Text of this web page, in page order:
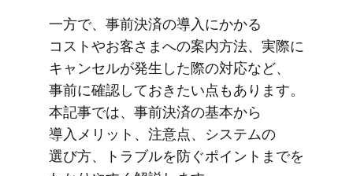
一方で、​事前決済の​導入に​かかる​
コストや​お客さまへの​案内方​法、​実際に​
キャンセルが​発生した​際の​対応など、​
事前に​確認して​おきたい点も​あります。​
本記事では、​事前決済の​基本から​
導入メリット、​注意点、​システムの​
選び方、​トラブルを​防ぐ​ポイントまでを​